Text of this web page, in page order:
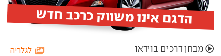
הדגם אינו משווק כרכב חדש
לגלריה מבחן דרכים בוידאו